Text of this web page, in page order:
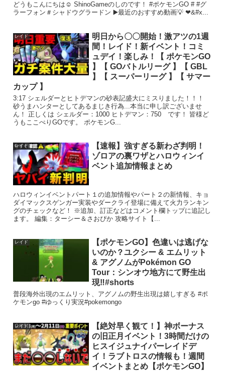
どうもこんにちは☺ ShinoGameのしのです！ #ポケモンGO # #グ
ラーフォン＃シャドウグラードン ▶️最近のおすすめ動画💡 ❤&#x...
レイド
明日から〇〇開始！激アツの1週
間！レイド！新イベント！コミ
ュデイ！楽しみ！【 ポケモンGO
】【 GOバトルリーグ 】【 GBL
】【 スーパーリーグ 】【 サマー
カップ 】
3:17 シェルダーとヒトデマンの砂表記盛大にミスりました！！！
砂うまハンターとしてあるまじき行為...本当に申し訳ございませ
ん！ 正しくは シェルダー：1000 ヒトデマン：750 です！ 皆様ど
うもここぺりGOです。 ポケモンG...
レイド
【速報】強すぎる新わざ判明！
ゾロアの裏ワザとハロウィンイ
ベント追加情報まとめ
ハロウィンイベントパート１の追加情報やパート２の新情報、キョ
ダイマックスゲンガー実装やダークライ登場に備えて火力ランキン
グのチェックなど！ ※追加、訂正などはコメント欄トップに追記し
ます。 編集：ターシー＆さおぴか 攻略サイト【...
レイド
【ポケモンGO】色違いは逃げな
いのか？ユクシー & エムリット
& アグノムがPokémon GO
Tour：シンオウ地方にて野生出
現‼#shorts
普段海外出現のエムリット、アグノムの野生出現は嬉しすぎる #ポ
ケモンgo #ゆっくり実況#pokemongo
レイド
【絶対早く観て！】神ボーナス
の旧正月イベント！3時間だけの
ヒスイジュナイパーレイドデ
イ！ラブトロスの情報も！週間
イベントまとめ【ポケモンGO】